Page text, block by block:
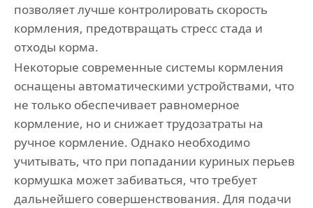
позволяет лучше контролировать скорость
кормления, предотвращать стресс стада и
отходы корма.
Некоторые современные системы кормления
оснащены автоматическими устройствами, что
не только обеспечивает равномерное
кормление, но и снижает трудозатраты на
ручное кормление. Однако необходимо
учитывать, что при попадании куриных перьев
кормушка может забиваться, что требует
дальнейшего совершенствования. Для подачи